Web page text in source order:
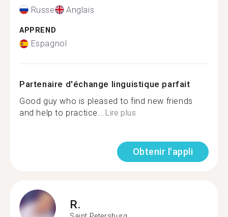
Russe Anglais
APPREND
Espagnol
Partenaire d'échange linguistique parfait
Good guy who is pleased to find new friends
and help to practice...Lire plus
Obtenir l'appli
R.